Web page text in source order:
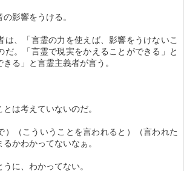
影響をうける。
は、「言霊の力を使えば、影響をうけないこ
だ。「言霊で現実をかえることができる」と
る」と言霊主義者が言う。
は考えていないのだ。
（こういうことを言われると）（言われた
かわかってないなぁ。
に、わかってない。